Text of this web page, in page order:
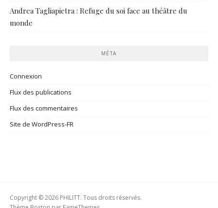
Andrea Tagliapietra : Refuge du soi face au théâtre du
monde
MÉTA
Connexion
Flux des publications
Flux des commentaires
Site de WordPress-FR
Copyright © 2026 PHILITT. Tous droits réservés.